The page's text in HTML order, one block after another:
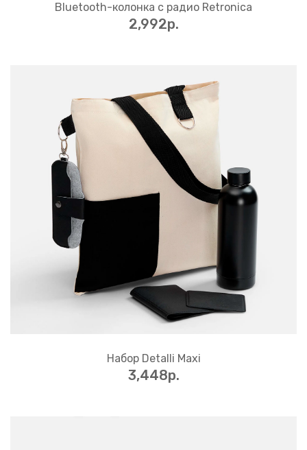
Bluetooth-колонка с радио Retronica
2,992p.
Набор Detalli Maxi
3,448p.